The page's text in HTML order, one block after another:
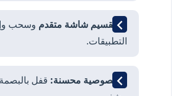
📱 تقسيم شاشة متقدم وسحب
التطبيقات.
🔒خصوصية محسنة: قفل